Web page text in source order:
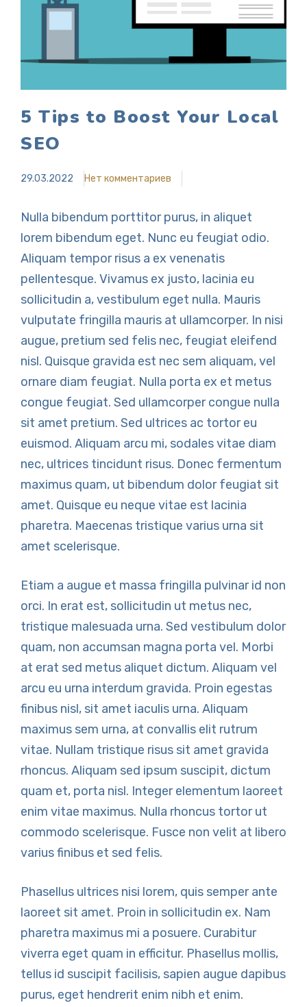
5 Tips to Boost Your Local
SEO
29.03.2022 Нет комментариев
Nulla bibendum porttitor purus, in aliquet
lorem bibendum eget. Nunc eu feugiat odio.
Aliquam tempor risus a ex venenatis
pellentesque. Vivamus ex justo, lacinia eu
sollicitudin a, vestibulum eget nulla. Mauris
vulputate fringilla mauris at ullamcorper. In nisi
augue, pretium sed felis nec, feugiat eleifend
nisl. Quisque gravida est nec sem aliquam, vel
ornare diam feugiat. Nulla porta ex et metus
congue feugiat. Sed ullamcorper congue nulla
sit amet pretium. Sed ultrices ac tortor eu
euismod. Aliquam arcu mi, sodales vitae diam
nec, ultrices tincidunt risus. Donec fermentum
maximus quam, ut bibendum dolor feugiat sit
amet. Quisque eu neque vitae est lacinia
pharetra. Maecenas tristique varius urna sit
amet scelerisque.
Etiam a augue et massa fringilla pulvinar id non
orci. In erat est, sollicitudin ut metus nec,
tristique malesuada urna. Sed vestibulum dolor
quam, non accumsan magna porta vel. Morbi
at erat sed metus aliquet dictum. Aliquam vel
arcu eu urna interdum gravida. Proin egestas
finibus nisl, sit amet iaculis urna. Aliquam
maximus sem urna, at convallis elit rutrum
vitae. Nullam tristique risus sit amet gravida
rhoncus. Aliquam sed ipsum suscipit, dictum
quam et, porta nisl. Integer elementum laoreet
enim vitae maximus. Nulla rhoncus tortor ut
commodo scelerisque. Fusce non velit at libero
varius finibus et sed felis.
Phasellus ultrices nisi lorem, quis semper ante
laoreet sit amet. Proin in sollicitudin ex. Nam
pharetra maximus mi a posuere. Curabitur
viverra eget quam in efficitur. Phasellus mollis,
tellus id suscipit facilisis, sapien augue dapibus
purus, eget hendrerit enim nibh et enim.